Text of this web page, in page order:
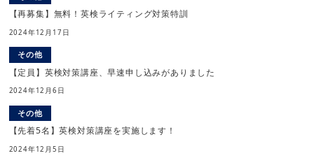
【再募集】無料！英検ライティング対策特訓
2024年12月17日
その他
【定員】英検対策講座、早速申し込みがありました
2024年12月6日
その他
【先着5名】英検対策講座を実施します！
2024年12月5日